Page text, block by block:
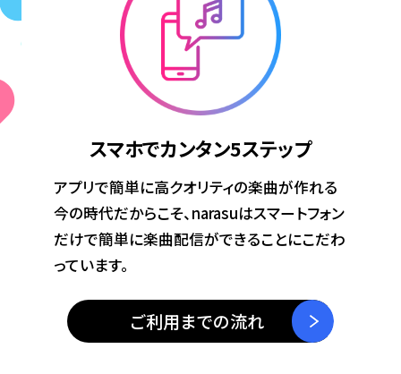
スマホでカンタン5ステップ
アプリで簡単に高クオリティの楽曲が作れる
今の時代だからこそ、narasuはスマートフォン
だけで簡単に楽曲配信ができることにこだわ
っています。
ご利用までの流れ